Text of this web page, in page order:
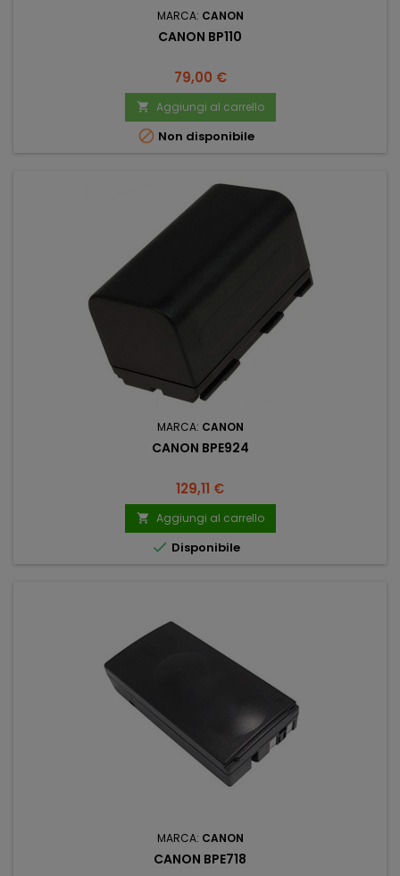
MARCA: CANON
CANON BP110
Prezzo
79,00 €
 Aggiungi al carrello
 Non disponibile
MARCA: CANON
CANON BPE924
Prezzo
129,11 €
 Aggiungi al carrello
 Disponibile
MARCA: CANON
CANON BPE718